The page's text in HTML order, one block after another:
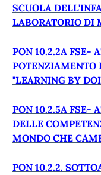
SCUOLA
LABORATORIO DI
PON 10.2.2A FSE-
POTENZIAMENTO
"LEARNING BY
PON 10.2.5A FSE-
DELLE
MONDO CHE
PON 10.2.2.